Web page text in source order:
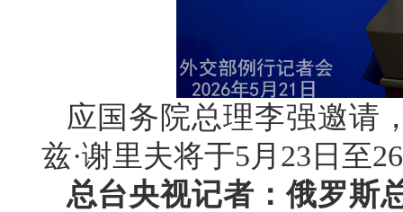
应国务院总理李强邀请
兹·谢里夫将于5月23日至
总台央视记者：俄罗斯